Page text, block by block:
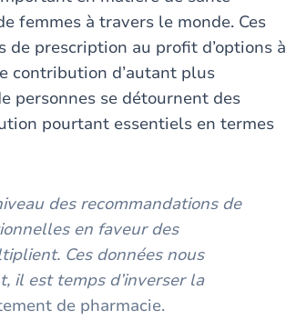
femmes à travers le monde. Ces
prescription au profit d’options à
contribution d’autant plus
personnes se détournent des
pourtant essentiels en termes
des recommandations de
en faveur des
Ces données nous
il est temps d’inverser la
de pharmacie.